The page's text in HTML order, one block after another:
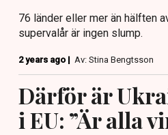
76 länder eller mer än hälften
supervalår är ingen slump.
2 years ago | Av: Stina Bengtsson
Därför är
i EU: ”Är alla